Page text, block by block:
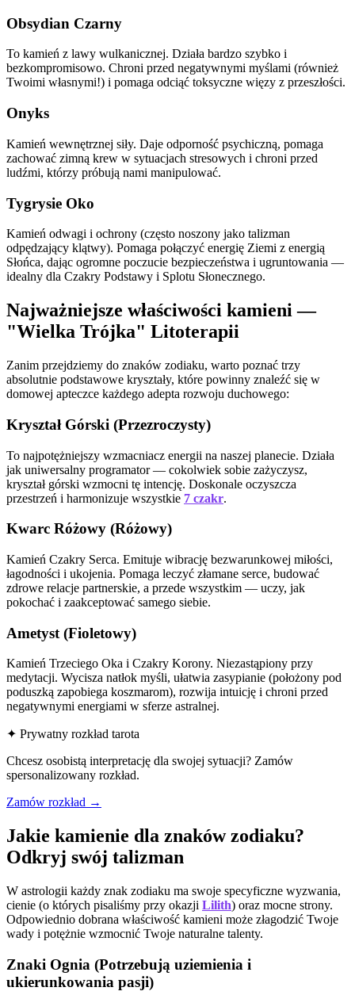
Obsydian Czarny
To kamień z lawy wulkanicznej. Działa bardzo szybko i
bezkompromisowo. Chroni przed negatywnymi myślami (również
Twoimi własnymi!) i pomaga odciąć toksyczne więzy z przeszłości.
Onyks
Kamień wewnętrznej siły. Daje odporność psychiczną, pomaga
zachować zimną krew w sytuacjach stresowych i chroni przed
ludźmi, którzy próbują nami manipulować.
Tygrysie Oko
Kamień odwagi i ochrony (często noszony jako talizman
odpędzający klątwy). Pomaga połączyć energię Ziemi z energią
Słońca, dając ogromne poczucie bezpieczeństwa i ugruntowania —
idealny dla Czakry Podstawy i Splotu Słonecznego.
Najważniejsze właściwości kamieni —
"Wielka Trójka" Litoterapii
Zanim przejdziemy do znaków zodiaku, warto poznać trzy
absolutnie podstawowe kryształy, które powinny znaleźć się w
domowej apteczce każdego adepta rozwoju duchowego:
Kryształ Górski (Przezroczysty)
To najpotężniejszy wzmacniacz energii na naszej planecie. Działa
jak uniwersalny programator — cokolwiek sobie zażyczysz,
kryształ górski wzmocni tę intencję. Doskonale oczyszcza
przestrzeń i harmonizuje wszystkie 7 czakr.
Kwarc Różowy (Różowy)
Kamień Czakry Serca. Emituje wibrację bezwarunkowej miłości,
łagodności i ukojenia. Pomaga leczyć złamane serce, budować
zdrowe relacje partnerskie, a przede wszystkim — uczy, jak
pokochać i zaakceptować samego siebie.
Ametyst (Fioletowy)
Kamień Trzeciego Oka i Czakry Korony. Niezastąpiony przy
medytacji. Wycisza natłok myśli, ułatwia zasypianie (położony pod
poduszką zapobiega koszmarom), rozwija intuicję i chroni przed
negatywnymi energiami w sferze astralnej.
✦ Prywatny rozkład tarota
Chcesz osobistą interpretację dla swojej sytuacji? Zamów
spersonalizowany rozkład.
Zamów rozkład →
Jakie kamienie dla znaków zodiaku?
Odkryj swój talizman
W astrologii każdy znak zodiaku ma swoje specyficzne wyzwania,
cienie (o których pisaliśmy przy okazji Lilith) oraz mocne strony.
Odpowiednio dobrana właściwość kamieni może złagodzić Twoje
wady i potężnie wzmocnić Twoje naturalne talenty.
Znaki Ognia (Potrzebują uziemienia i
ukierunkowania pasji)